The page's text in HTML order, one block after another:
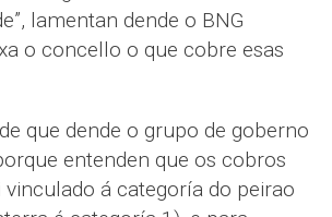
lamentan dende o BNG
o concello o que cobre esas
que dende o grupo de goberno
entenden que os cobros
vinculado á categoría do peirao